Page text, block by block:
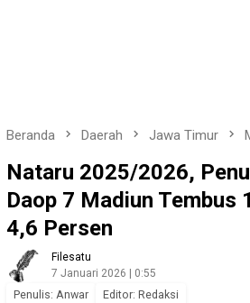
Beranda Daerah Jawa Timur
Nataru 2025/2026,
Daop 7 Madiun Tembus
4,6 Persen
Filesatu
7 Januari 2026 | 0:55
Penulis: Anwar Editor: Redaksi